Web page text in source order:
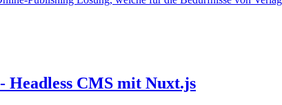
Headless CMS mit Nuxt.js